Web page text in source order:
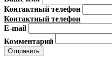
Контактный телефон
Контактный телефон
E-mail
Комментарий